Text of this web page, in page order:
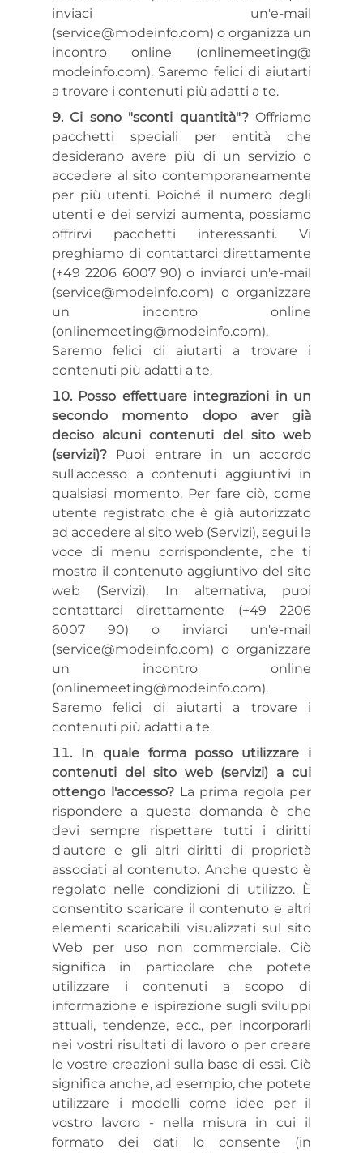
inviaci un'e-mail
(service@modeinfo.com) o organizza un
incontro online (onlinemeeting@
modeinfo.com). Saremo felici di aiutarti
a trovare i contenuti più adatti a te.
Ci sono "sconti quantità"?Offriamo
pacchetti speciali per entità che
desiderano avere più di un servizio o
accedere al sito contemporaneamente
per più utenti. Poiché il numero degli
utenti e dei servizi aumenta, possiamo
offrirvi pacchetti interessanti. Vi
preghiamo di contattarci direttamente
(+49 2206 6007 90) o inviarci un'e-mail
(service@modeinfo.com) o organizzare
un incontro online
(onlinemeeting@modeinfo.com).
Saremo felici di aiutarti a trovare i
contenuti più adatti a te.
Posso effettuare integrazioni in un
secondo momento dopo aver già
deciso alcuni contenuti del sito web
(servizi)? Puoi entrare in un accordo
sull'accesso a contenuti aggiuntivi in
qualsiasi momento. Per fare ciò, come
utente registrato che è già autorizzato
ad accedere al sito web (Servizi), segui la
voce di menu corrispondente, che ti
mostra il contenuto aggiuntivo del sito
web (Servizi). In alternativa, puoi
contattarci direttamente (+49 2206
6007 90) o inviarci un'e-mail
(service@modeinfo.com) o organizzare
un incontro online
(onlinemeeting@modeinfo.com).
Saremo felici di aiutarti a trovare i
contenuti più adatti a te.
In quale forma posso utilizzare i
contenuti del sito web (servizi) a cui
ottengo l'accesso?La prima regola per
rispondere a questa domanda è che
devi sempre rispettare tutti i diritti
d'autore e gli altri diritti di proprietà
associati al contenuto. Anche questo è
regolato nelle condizioni di utilizzo. È
consentito scaricare il contenuto e altri
elementi scaricabili visualizzati sul sito
Web per uso non commerciale. Ciò
significa in particolare che potete
utilizzare i contenuti a scopo di
informazione e ispirazione sugli sviluppi
attuali, tendenze, ecc., per incorporarli
nei vostri risultati di lavoro o per creare
le vostre creazioni sulla base di essi. Ciò
significa anche, ad esempio, che potete
utilizzare i modelli come idee per il
vostro lavoro - nella misura in cui il
formato dei dati lo consente (in